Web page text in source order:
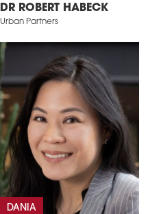
DR ROBERT HABECK
Urban Partners
DANIA